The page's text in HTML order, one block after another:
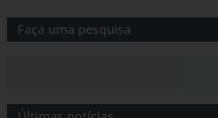
Faça uma pesquisa​​